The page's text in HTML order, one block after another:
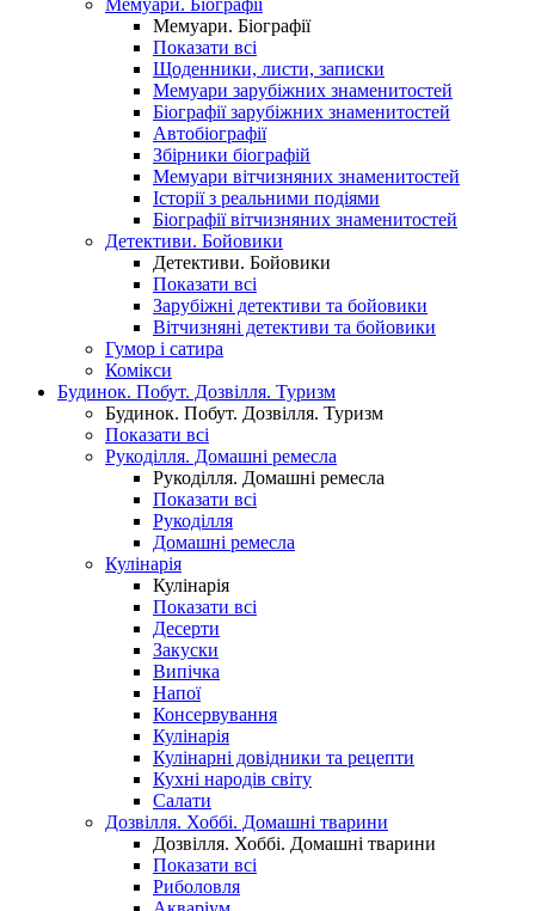
Мемуари. Біографії
Мемуари. Біографії
Показати всі
Щоденники, листи, записки
Мемуари зарубіжних знаменитостей
Біографії зарубіжних знаменитостей
Автобіографії
Збірники біографій
Мемуари вітчизняних знаменитостей
Історії з реальними подіями
Біографії вітчизняних знаменитостей
Детективи. Бойовики
Детективи. Бойовики
Показати всі
Зарубіжні детективи та бойовики
Вітчизняні детективи та бойовики
Гумор і сатира
Комікси
Будинок. Побут. Дозвілля. Туризм
Будинок. Побут. Дозвілля. Туризм
Показати всі
Рукоділля. Домашні ремесла
Рукоділля. Домашні ремесла
Показати всі
Рукоділля
Домашні ремесла
Кулінарія
Кулінарія
Показати всі
Десерти
Закуски
Випічка
Напої
Консервування
Кулінарія
Кулінарні довідники та рецепти
Кухні народів світу
Салати
Дозвілля. Хоббі. Домашні тварини
Дозвілля. Хоббі. Домашні тварини
Показати всі
Риболовля